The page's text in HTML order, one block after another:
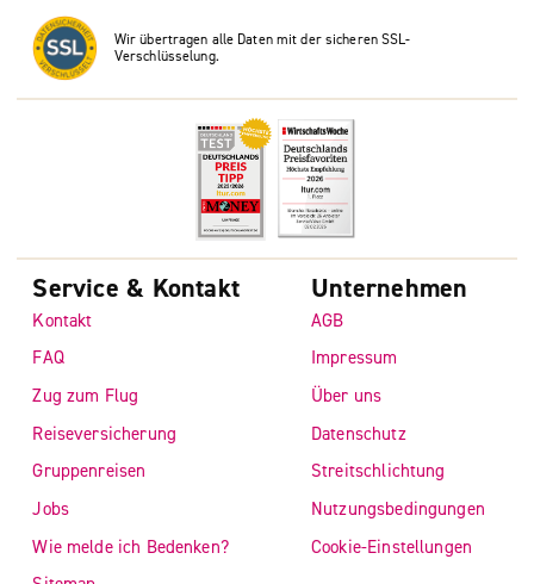
Wir übertragen alle Daten mit der sicheren SSL-
Verschlüsselung.
Service & Kontakt
Kontakt
FAQ
Zug zum Flug
Reiseversicherung
Gruppenreisen
Jobs
Wie melde ich Bedenken?
Unternehmen
AGB
Impressum
Über uns
Datenschutz
Streitschlichtung
Nutzungsbedingungen
Cookie-Einstellungen